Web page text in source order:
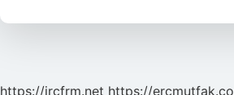
https://ircfrm.net https://